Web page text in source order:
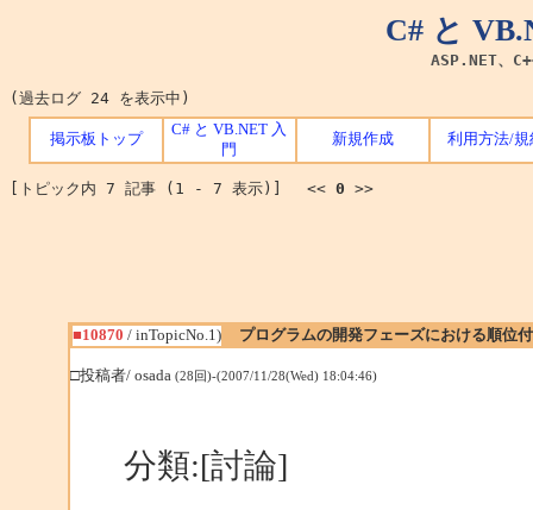
C# と
ASP.NET、
(過去ログ 24 を表示中)
掲示板トップ
C# と VB.NET 入
門
新規作成 利用方法/規
[トピック内 7 記事 (1 - 7 表示)] << 0 >>
■10870 / inTopicNo.1) プログラムの開発フェーズにおける順位
□投稿者/ osada (28回)-(2007/11/28(Wed) 18:04:46)
分類:[討論]